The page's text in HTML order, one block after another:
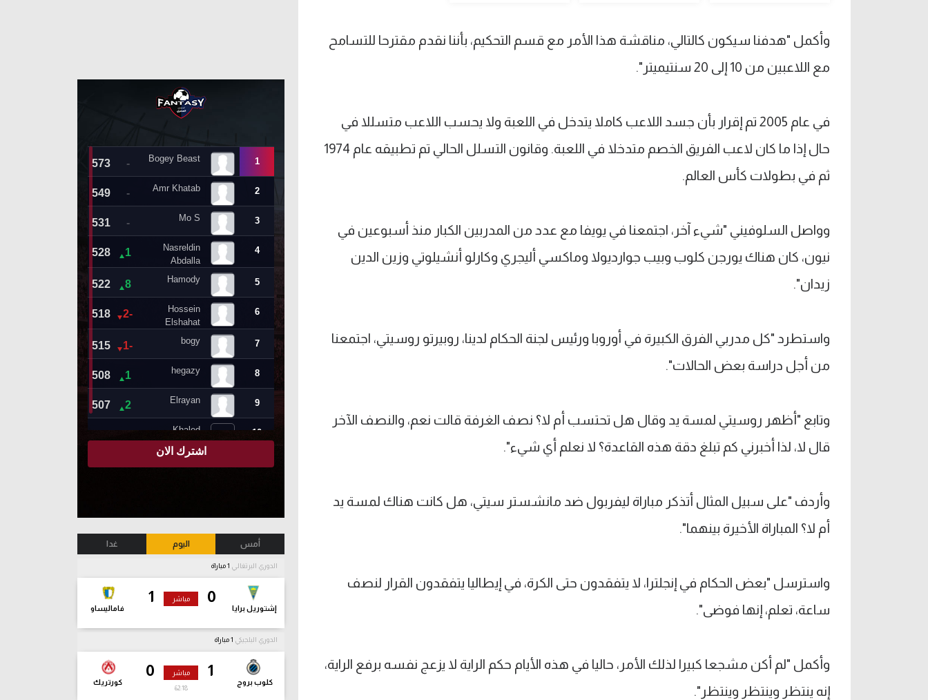
وأكمل "هدفنا سيكون كالتالي، مناقشة هذا الأمر مع قسم التحكيم، بأننا نقدم مقترحا للتسامح
مع اللاعبين من 10 إلى 20 سنتيميتر".
في عام 2005 تم إقرار بأن جسد اللاعب كاملا يتدخل في اللعبة ولا يحسب اللاعب متسللا في
حال إذا ما كان لاعب الفريق الخصم متدخلا في اللعبة. وقانون التسلل الحالي تم تطبيقه عام 1974
ثم في بطولات كأس العالم.
وواصل السلوفيني "شيء آخر، اجتمعنا في يويفا مع عدد من المدربين الكبار منذ أسبوعين في
نيون، كان هناك يورجن كلوب وبيب جوارديولا وماكسي أليجري وكارلو أنشيلوتي وزين الدين
زيدان".
واستطرد "كل مدربي الفرق الكبيرة في أوروبا ورئيس لجنة الحكام لدينا، روبيرتو روسيتي، اجتمعنا
من أجل دراسة بعض الحالات".
وتابع "أظهر روسيتي لمسة يد وقال هل تحتسب أم لا؟ نصف الغرفة قالت نعم، والنصف الآخر
قال لا، لذا أخبرني كم تبلغ دقة هذه القاعدة؟ لا نعلم أي شيء".
وأردف "على سبيل المثال أتذكر مباراة ليفربول ضد مانشستر سيتي، هل كانت هناك لمسة يد
أم لا؟ المباراة الأخيرة بينهما".
واسترسل "بعض الحكام في إنجلترا، لا يتفقدون حتى الكرة، في إيطاليا يتفقدون القرار لنصف
ساعة، تعلم، إنها فوضى".
وأكمل "لم أكن مشجعا كبيرا لذلك الأمر، حاليا في هذه الأيام حكم الراية لا يزعج نفسه برفع الراية،
إنه ينتظر وينتظر وينتظر".
أمس اليوم غدا
الدوري البرتغالي
0
إشتوريل برايا
1
فاماليساو
مباشر
الدوري البلجيكي
1
كلوب بروج
0
كورتريك
مباشر
62:19